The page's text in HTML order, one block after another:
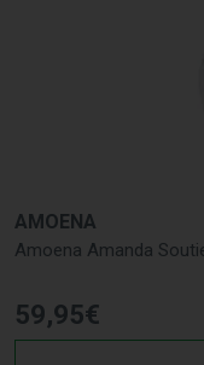
AMOENA
Amoena Amanda
59,95€